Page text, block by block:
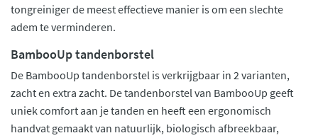
tongreiniger de meest effectieve manier is om een slechte
adem te verminderen.
BambooUp tandenborstel
De BambooUp tandenborstel is verkrijgbaar in 2 varianten,
zacht en extra zacht. De tandenborstel van BambooUp geeft
uniek comfort aan je tanden en heeft een ergonomisch
handvat gemaakt van natuurlijk, biologisch afbreekbaar,